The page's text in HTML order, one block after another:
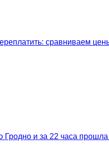
сравниваем
Гродно и за 22 часа